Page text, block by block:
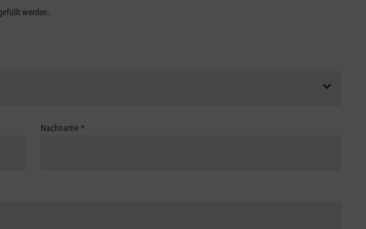
nutzen, beachten Sie bitte, dass die Abrechnungsunterlagen spätestens zu Kursbeginn
als Selbstzahler.
werden.
Nachname*